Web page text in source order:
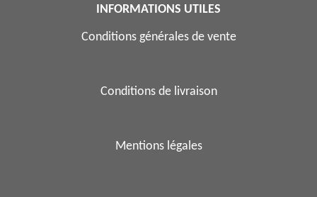
INFORMATIONS UTILES
Conditions générales de vente
Conditions de livraison
Mentions légales